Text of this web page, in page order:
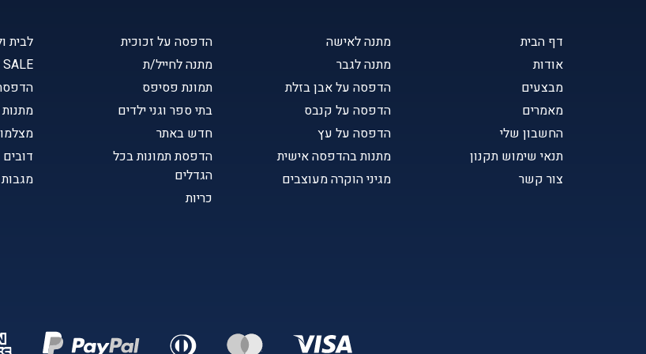
דף הבית
אודות
מבצעים
מאמרים
החשבון שלי
תנאי שימוש תקנון
צור קשר
מתנה לאישה
מתנה לגבר
הדפסה על אבן בזלת
הדפסה על קנבס
הדפסה על עץ
מתנות בהדפסה אישית
מגיני הוקרה מעוצבים
הדפסה על זכוכית
מתנה לחייל/ת
תמונת פסיפס
בתי ספר וגני ילדים
חדש באתר
הדפסת תמונות בכל
הגדלים
כריות
לבית
SALE *אונליין בלבד
דובים
מגבות